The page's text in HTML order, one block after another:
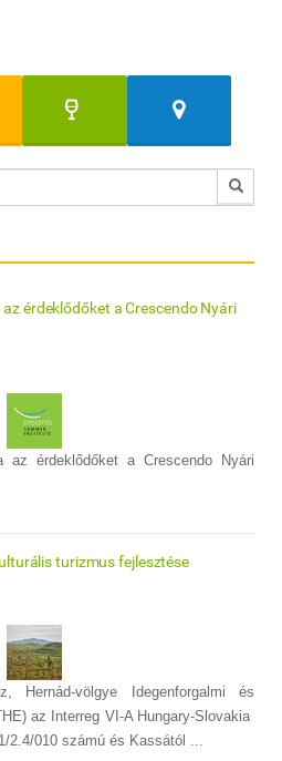
érdeklődőket a Crescendo Nyári
az érdeklődőket a Crescendo Nyári
turizmus fejlesztése
Hernád-völgye Idegenforgalmi és
az Interreg VI-A Hungary-Slovakia
2.4/010 számú és Kassától ...